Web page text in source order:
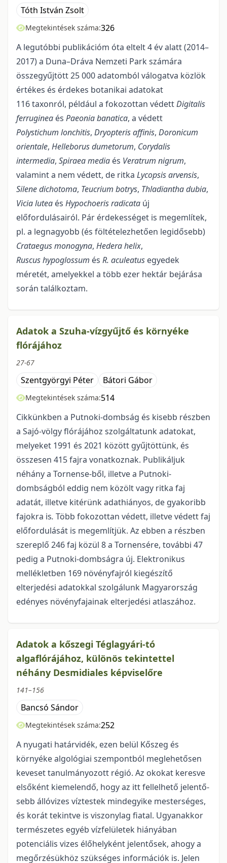
Tóth István Zsolt
Megtekintések száma:326
A legutóbbi publikációm óta eltelt 4 év alatt (2014–
2017) a Duna–Dráva Nemzeti Park számára
összegyűjtött 25 000 adatomból válogatva közlök
értékes és érdekes botanikai adatokat
116 taxonról, például a fokozottan védettDigitalis
ferruginea és Paeonia banatica, a védett
Polystichum lonchitis, Dryopteris affinis, Doronicum
orientale, Helleborus dumetorum, Corydalis
intermedia, Spiraea media és Veratrum nigrum,
valamint a nem védett, de ritka Lycopsis arvensis,
Silene dichotoma, Teucrium botrys, Thladiantha dubia,
Vicia lutea és Hypochoeris radicata új
előfordulásairól. Pár érdekességet is megemlítek,
pl. a legnagyobb (és föltételezhetően legidősebb)
Crataegus monogyna, Hedera helix,
Ruscus hypoglossum és R. aculeatus egyedek
méretét, amelyekkel a több ezer hektár bejárása
során találkoztam.
Adatok a Szuha-vízgyűjtő és környéke
flórájához
27-67
Szentgyörgyi Péter Bátori Gábor
Megtekintések száma:514
Cikkünkben a Putnoki-dombság és kisebb részben
a Sajó-völgy flórájához szolgáltatunk adatokat,
melyeket 1991 és 2021 között gyűjtöttünk, és
összesen 415 fajra vonatkoznak. Publikáljuk
néhány a Tornense-ből, illetve a Putnoki-
dombságból eddig nem közölt vagy ritka faj
adatát, illetve kitérünk adathiányos, de gyakoribb
fajokra is. Több foko­zottan védett, illetve védett faj
előfordulását is megemlítjük. Az ebben a részben
szereplő 246 faj közül 8 a Tornensére, további 47
pedig a Putnoki-dombságra új. Elektronikus
mellék­letben 169 növényfajról kiegészítő
elterjedési adatokkal szolgálunk Magyarország
edényes növényfajainak elterjedési atlaszához.
Adatok a kőszegi Téglagyári-tó
algaflórájához, különös tekintettel
néhány Desmidiales képviselőre
141–156
Bancsó Sándor
Megtekintések száma:252
A nyugati határvidék, ezen belül Kőszeg és
környéke algológiai szempontból meglehető­sen
keveset tanulmányozott régió. Az okokat keresve
elsőként kiemelendő, hogy az itt fellelhető jelentő­
sebb állóvizes víztestek mindegyike mesterséges,
és korát tekintve is viszonylag fiatal. Ugyanakkor
termé­szetes egyéb vízfelületek hiányában
potenciális vizes élőhelyként jelentősek, ahogy a
megőrzésükhöz szükséges információk is. Jelen